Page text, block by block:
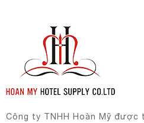
Công ty TNHH Hoàn Mỹ được